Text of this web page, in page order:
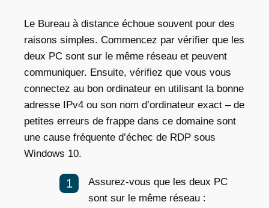
Le Bureau à distance échoue souvent pour des
raisons simples. Commencez par vérifier que les
deux PC sont sur le même réseau et peuvent
communiquer. Ensuite, vérifiez que vous vous
connectez au bon ordinateur en utilisant la bonne
adresse IPv4 ou son nom d’ordinateur exact – de
petites erreurs de frappe dans ce domaine sont
une cause fréquente d’échec de RDP sous
Windows 10.
Assurez-vous que les deux PC
sont sur le même réseau :